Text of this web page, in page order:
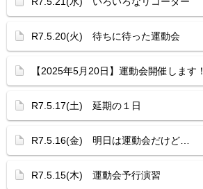
R7.5.20(火) 待ちに待った運動会
【2025年5月20日】運動会開催します！
R7.5.17(土) 延期の１日
R7.5.16(金) 明日は運動会だけど…
R7.5.15(木) 運動会予行演習